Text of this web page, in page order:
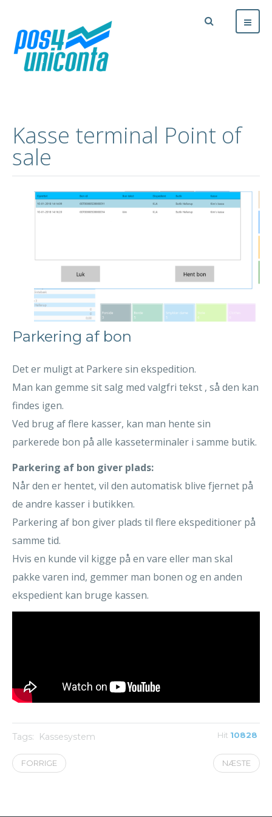
Kasse terminal Point of
sale
Parkering af bon
Det er muligt at Parkere sin ekspedition.
Man kan gemme sit salg med valgfri tekst , så den kan
findes igen.
Ved brug af flere kasser, kan man hente sin
parkerede bon på alle kasseterminaler i samme butik.
Parkering af bon giver plads:
Når den er hentet, vil den automatisk blive fjernet på
de andre kasser i butikken.
Parkering af bon giver plads til flere ekspeditioner på
samme tid.
Hvis en kunde vil kigge på en vare eller man skal
pakke varen ind, gemmer man bonen og en anden
ekspedient kan bruge kassen.
Tags: Kassesystem Hit 10828
FORRIGE NÆSTE